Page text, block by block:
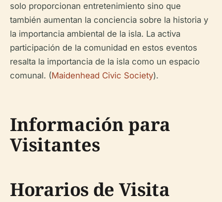
solo proporcionan entretenimiento sino que
también aumentan la conciencia sobre la historia y
la importancia ambiental de la isla. La activa
participación de la comunidad en estos eventos
resalta la importancia de la isla como un espacio
comunal. (Maidenhead Civic Society).
Información para
Visitantes
Horarios de Visita